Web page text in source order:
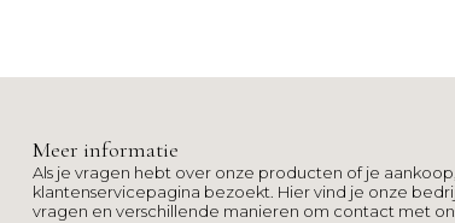
Meer informatie
Als je vragen hebt over onze producten of je
klantenservicepagina bezoekt. Hier vind je onze
vragen en verschillende manieren om contact met